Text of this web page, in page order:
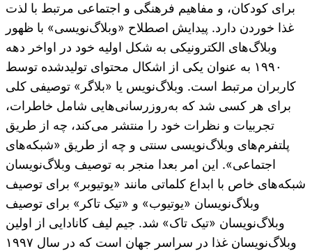
برای کودکان، و مفاهیم فرهنگی و اجتماعی مرتبط با لذت
غذا خوردن دارد. پیدایش اصطلاح «وبلاگ‌نویسی» با ظهور
وبلاگ‌های الکترونیکی به شکل اولیه خود در اواخر دهه
۱۹۹۰ به عنوان یکی از اشکال محتوای تولیدشده توسط
کاربران مرتبط است. وبلاگ‌نویس یا «بلاگر» توصیفی کلی
برای هر کسی شد که به‌روزرسانی‌هایی شامل خاطرات،
تجربیات و نظرات خود را منتشر می‌کند، چه از طریق
پلتفرم‌های وبلاگ‌نویسی سنتی و چه از طریق «شبکه‌های
اجتماعی». این امر بعدا منجر به توصیف وبلاگ‌نویسان
شبکه‌های خاص با ابداع کلماتی مانند «یوتیوبر» برای توصیف
وبلاگ‌نویسان «یوتیوب» و «تیک تاکر» برای توصیف
وبلاگ‌نویسان «تیک تاک» شد. جیم لیف کانادایی از اولین
وبلاگ‌نویسان غذا در سراسر جهان است که در سال ۱۹۹۷